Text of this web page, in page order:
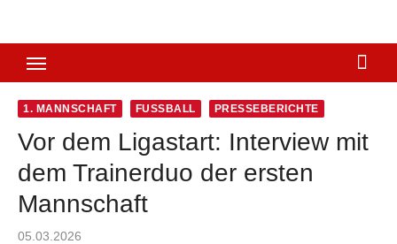
1. MANNSCHAFT FUSSBALL PRESSEBERICHTE
Vor dem Ligastart: Interview mit
dem Trainerduo der ersten
Mannschaft
Posted
05.03.2026